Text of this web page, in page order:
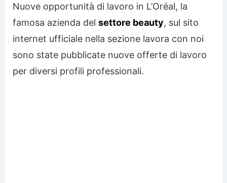
Nuove opportunità di lavoro in L’Oréal, la
famosa azienda delsettore beauty, sul sito
internet ufficiale nella sezione lavora con noi
sono state pubblicate nuove offerte di lavoro
per diversi profili professionali.